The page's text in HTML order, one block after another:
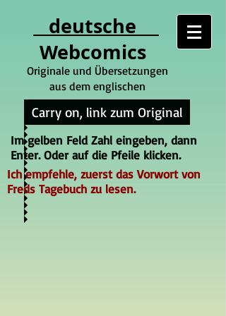
deutsche
Webcomics
Originale und Übersetzungen
aus dem englischen
Carry on, link zum Original
Im gelben Feld Zahl eingeben, dann
Enter. Oder auf die Pfeile klicken.
Ich empfehle, zuerst das Vorwort von
Freds Tagebuch zu lesen.